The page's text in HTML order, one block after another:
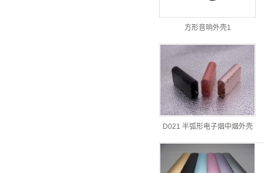
方形音响外壳1
D021 半弧形电子烟中烟外壳